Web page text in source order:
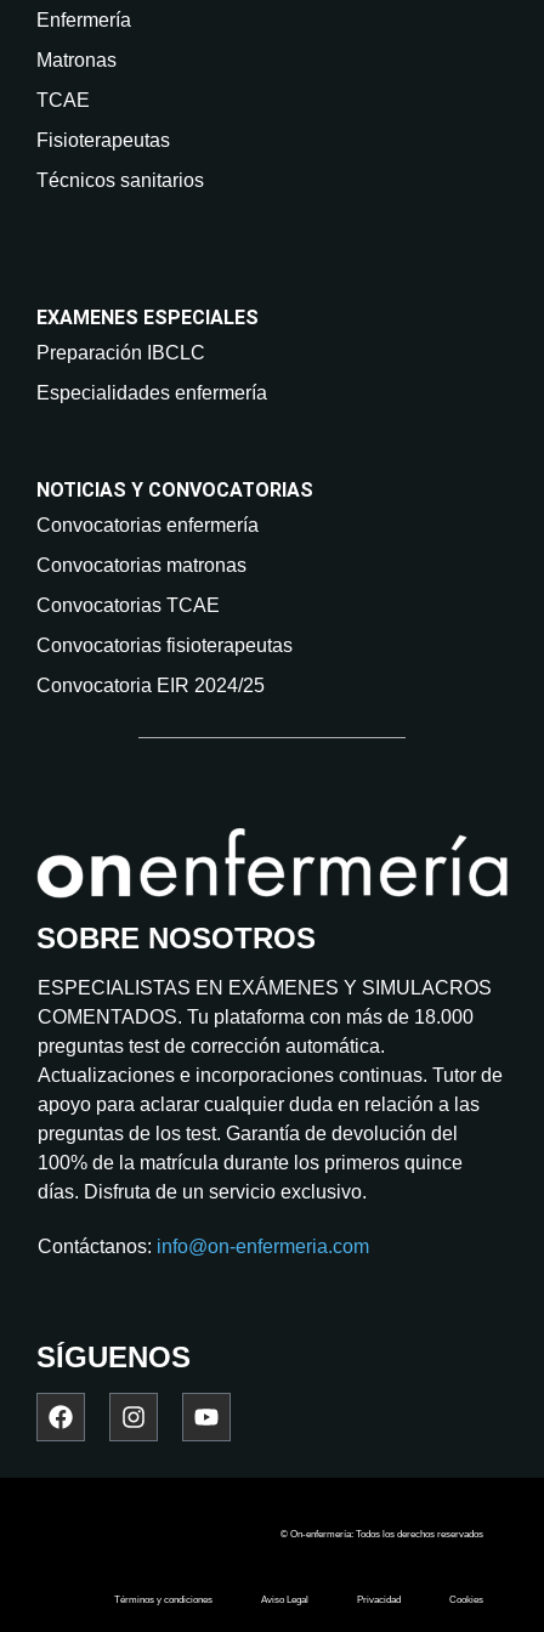
Enfermería
Matronas
TCAE
Fisioterapeutas
Técnicos sanitarios
EXAMENES ESPECIALES
Preparación IBCLC
Especialidades enfermería
NOTICIAS Y CONVOCATORIAS
Convocatorias enfermería
Convocatorias matronas
Convocatorias TCAE
Convocatorias fisioterapeutas
Convocatoria EIR 2024/25
SOBRE NOSOTROS
ESPECIALISTAS EN EXÁMENES Y SIMULACROS
COMENTADOS. Tu plataforma con más de 18.000
preguntas test de corrección automática.
Actualizaciones e incorporaciones continuas. Tutor de
apoyo para aclarar cualquier duda en relación a las
preguntas de los test. Garantía de devolución del
100% de la matrícula durante los primeros quince
días. Disfruta de un servicio exclusivo.
Contáctanos: info@on-enfermeria.com
SÍGUENOS
© On-enfermería: Todos los derechos reservados
Términos y condiciones Aviso Legal Privacidad Cookies